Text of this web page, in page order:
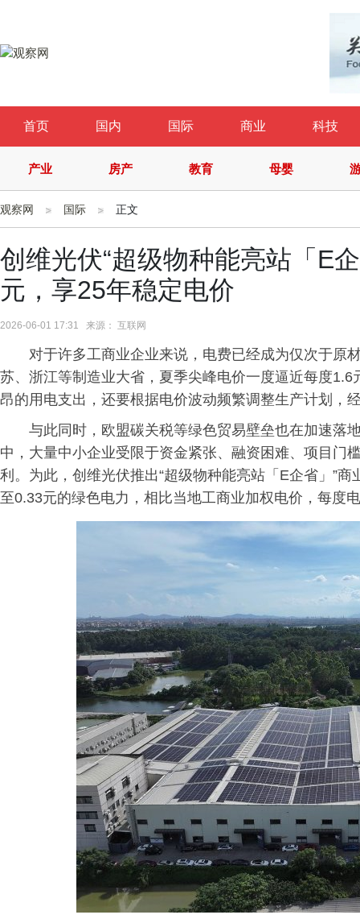
首页 国内 国际 商业 科技
产业 房产 教育 母婴
观察网 国际 正文
创维光伏“超级物种能亮站「E
元，享25年稳定电价
2026-06-01 17:31 来源： 互联网
对于许多工商业企业来说，电费已经成为仅次于原
苏、浙江等制造业大省，夏季尖峰电价一度逼近每度
昂的用电支出，还要根据电价波动频繁调整生产计划，
与此同时，欧盟碳关税等绿色贸易壁垒也在加速落
中，大量中小企业受限于资金紧张、融资困难、项目门
利。为此，创维光伏推出“超级物种能亮站「E企省」”
至0.33元的绿色电力，相比当地工商业加权电价，每度